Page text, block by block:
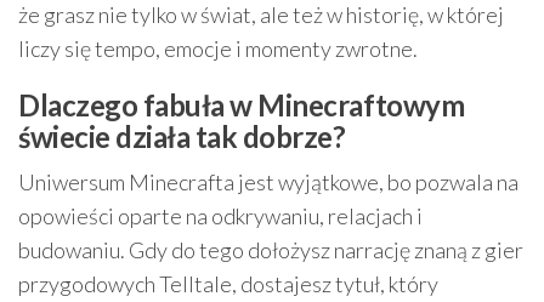
że grasz nie tylko w świat, ale też w historię, w której
liczy się tempo, emocje i momenty zwrotne.
Dlaczego fabuła w Minecraftowym
świecie działa tak dobrze?
Uniwersum Minecrafta jest wyjątkowe, bo pozwala na
opowieści oparte na odkrywaniu, relacjach i
budowaniu. Gdy do tego dołożysz narrację znaną z gier
przygodowych Telltale, dostajesz tytuł, który